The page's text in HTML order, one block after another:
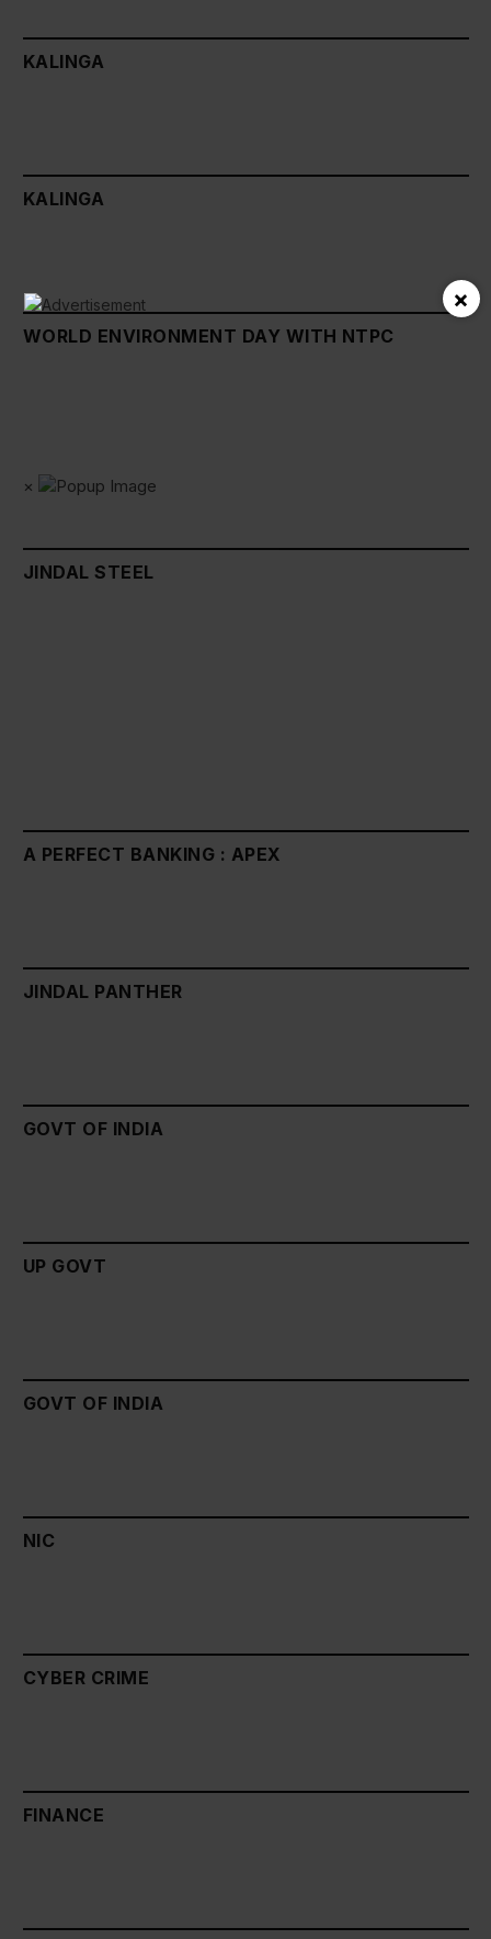
KALINGA
KALINGA
WORLD ENVIRONMENT DAY WITH NTPC
×
JINDAL STEEL
A PERFECT BANKING : APEX
JINDAL PANTHER
GOVT OF INDIA
UP GOVT
GOVT OF INDIA
NIC
CYBER CRIME
FINANCE
×